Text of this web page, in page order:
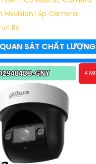
Hikvision Lắp Camera
Bộ
SÁT CHẤT LƯỢNG